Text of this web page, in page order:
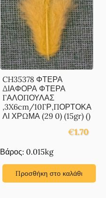
CH35378 ΦΤΕΡΑ
ΔΙΑΦΟΡΑ ΦΤΕΡΑ
ΓΑΛΟΠΟΥΛΑΣ
,3X6cm/10ΓΡ,ΠΟΡΤΟΚΑ
ΛΙ ΧΡΩΜΑ (29 0) (15gr) ()
€1.70
Βάρος: 0.015kg
Προσθήκη στο καλάθι